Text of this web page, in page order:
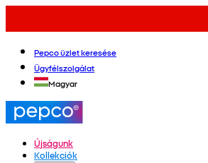
Pepco üzlet keresése
Ügyfélszolgálat
Magyar
Újságunk
Kollekciók